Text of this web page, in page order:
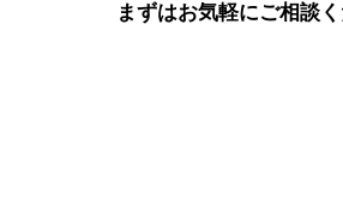
まずはお気軽にご相談く